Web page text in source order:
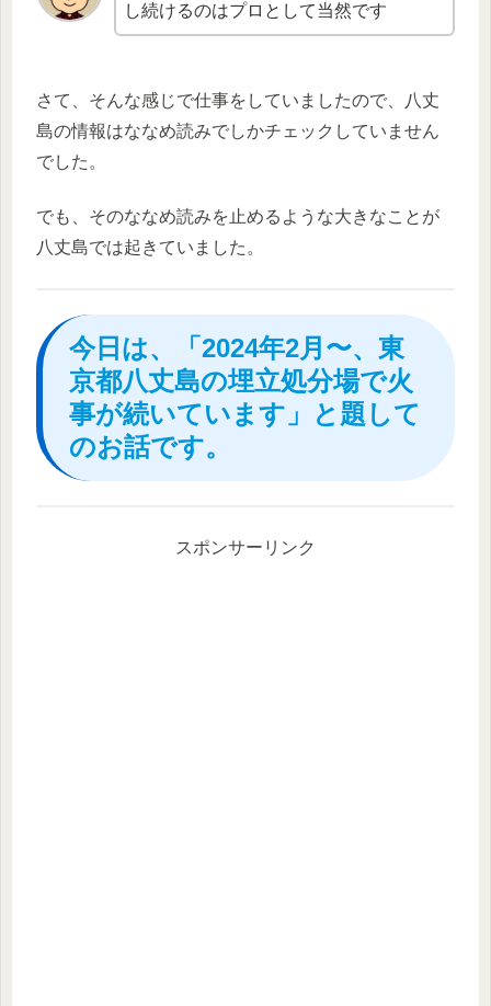
し続けるのはプロとして当然です
さて、そんな感じで仕事をしていましたので、八丈
島の情報はななめ読みでしかチェックしていません
でした。
でも、そのななめ読みを止めるような大きなことが
八丈島では起きていました。
今日は、「2024年2月〜、東
京都八丈島の埋立処分場で火
事が続いています」と題して
のお話です。
スポンサーリンク